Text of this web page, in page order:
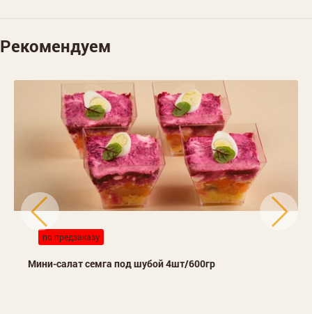
Рекомендуем
по предзаказу
Мини-салат семга под шубой 4шт/600гр